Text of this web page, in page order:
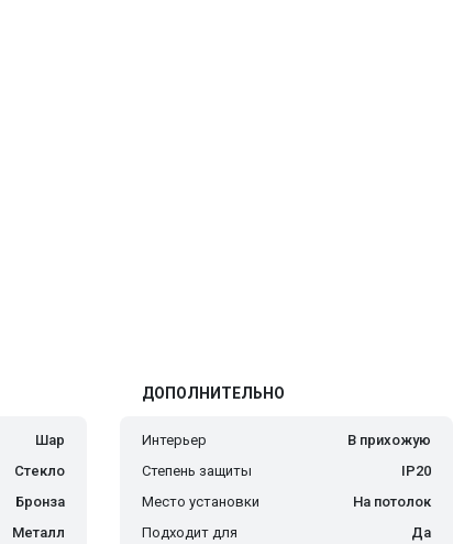
Шар
Стекло
Бронза
Металл
ДОПОЛНИТЕЛЬНО
Интерьер
В прихожую
Степень защиты
IP20
Место установки
На потолок
Подходит для
Да